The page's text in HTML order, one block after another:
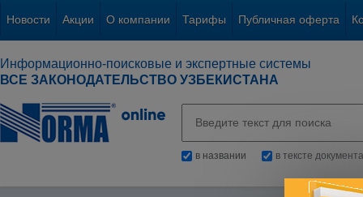
Новости Акции О компании Тарифы Публичная оферта
Информационно-поисковые и экспертные системы
ВСЕ ЗАКОНОДАТЕЛЬСТВО УЗБЕКИСТАНА
в названии в тексте документа